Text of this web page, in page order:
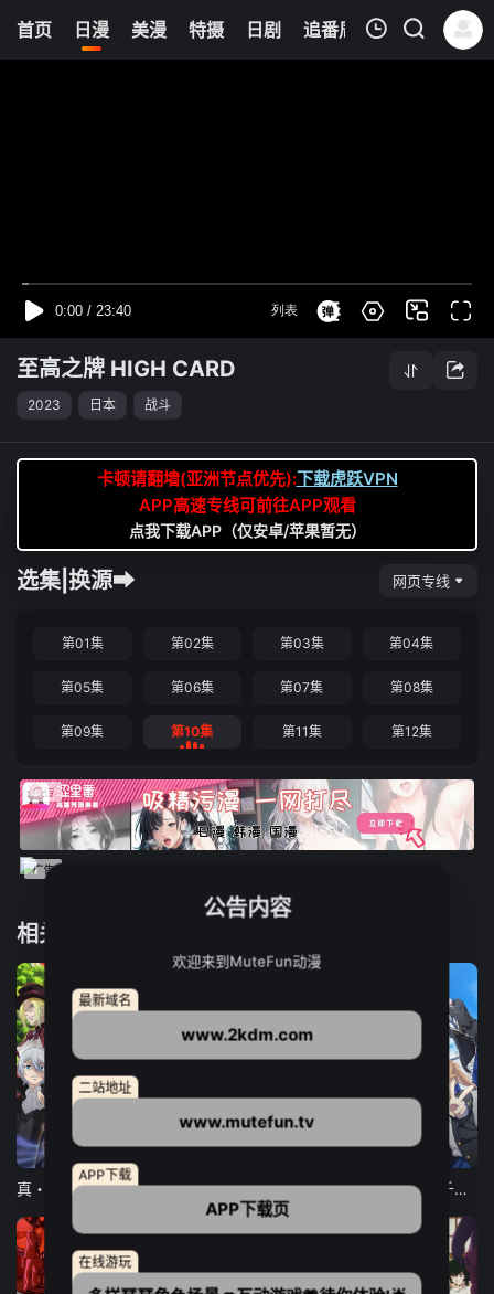
首页 日漫 美漫 特摄 日剧 追番周表 今日更新
0
至高之牌 HIGH CARD
2023 日本 战斗
卡顿请翻墙(亚洲节点优先):下载虎跃VPN
APP高速专线可前往APP观看
点我下载APP（仅安卓/苹果暂无）
选集|换源➡ 网页专线
第01集 第02集 第03集 第04集
第05集 第06集 第07集 第08集
第09集 第10集 第11集 第12集
相关推荐
12集全
真・进化果 实不知不觉踏上胜利的人生
12集全
东京猫猫 NEW～♡
13集全
弹珠汽水瓶里的千岁同学
公告内容
欢迎来到MuteFun动漫
最新域名
www.2kdm.com
二站地址
www.mutefun.tv
APP下载
APP下载页
在线游玩